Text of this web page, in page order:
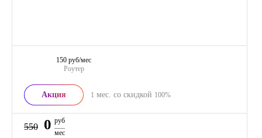
Роутер
150 руб/мес
Акция 1 мес. со скидкой 100%
550 0 руб
мес